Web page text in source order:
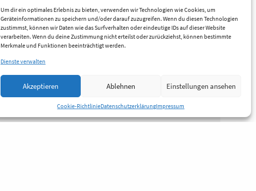
Um dir ein optimales Erlebnis zu bieten, verwenden wir Technologien wie Cookies, um
Geräteinformationen zu speichern und/oder darauf zuzugreifen. Wenn du diesen Technologien
zustimmst, können wir Daten wie das Surfverhalten oder eindeutige IDs auf dieser Website
verarbeiten. Wenn du deine Zustimmung nicht erteilst oder zurückziehst, können bestimmte
Merkmale und Funktionen beeinträchtigt werden.
Dienste verwalten
Akzeptieren Ablehnen Einstellungen ansehen
Cookie-RichtlinieDatenschutzerklärungImpressum